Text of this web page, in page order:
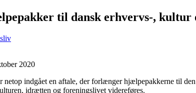
til dansk erhvervs-,
2020
netop indgået en aftale, der forlænger hjælpepakkerne til
idrætten og foreningslivet videreføres.